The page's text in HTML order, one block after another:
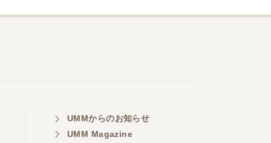
UMMからのお知らせ
UMM Magazine